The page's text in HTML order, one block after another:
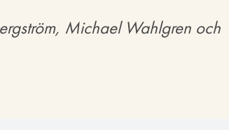
Michael Wahlgren och